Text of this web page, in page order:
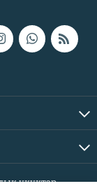
укуктар